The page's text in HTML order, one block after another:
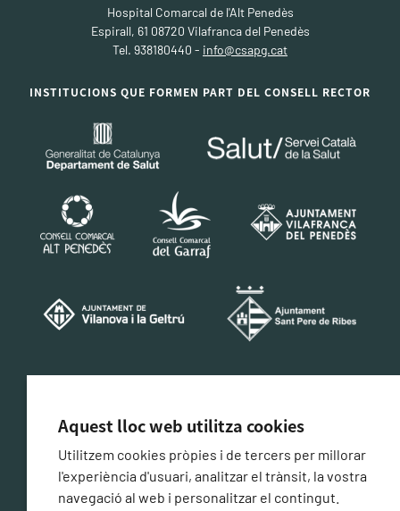
Hospital Comarcal de l'Alt Penedès
Espirall, 61 08720 Vilafranca del Penedès
Tel. 938180440 - info@csapg.cat
INSTITUCIONS QUE FORMEN PART DEL CONSELL RECTOR
Aquest lloc web utilitza cookies
Utilitzem cookies pròpies i de tercers per millorar
l'experiència d'usuari, analitzar el trànsit, la vostra
navegació al web i personalitzar el contingut.